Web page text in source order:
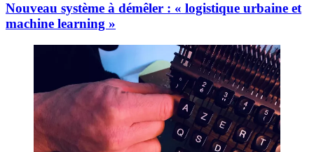
Nouveau système à démêler : « logistique urbaine et
machine learning »